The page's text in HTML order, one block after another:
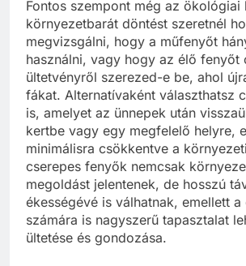
Fontos szempont még az ökológiai
környezetbarát döntést szeretnél
megvizsgálni, hogy a műfenyőt
használni, vagy hogy az élő fenyőt
ültetvényről szerezed-e be, ahol
fákat. Alternatívaként választhatsz
is, amelyet az ünnepek után
kertbe vagy egy megfelelő helyre,
minimálisra csökkentve a
cserepes fenyők nemcsak
megoldást jelentenek, de hosszú
ékességévé is válhatnak, emellett
számára is nagyszerű tapasztalat
ültetése és gondozása.